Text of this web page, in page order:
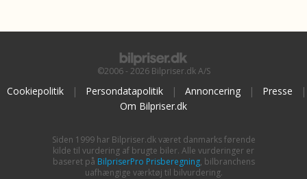
©2006 - 2026 Bilpriser.dk A/S
Cookiepolitik | Persondatapolitik | Annoncering | Presse
|
Om Bilpriser.dk
Siden 1999 har Bilpriser.dk været danmarks førende
kilde til vurdering af brugte biler. Alle vurderinger er
baseret på BilpriserPro Prisberegning, bilbranchens
uafhængige værktøj til bilvurdering.